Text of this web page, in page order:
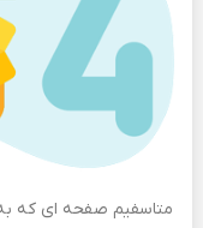
متاسفیم صفحه ای که